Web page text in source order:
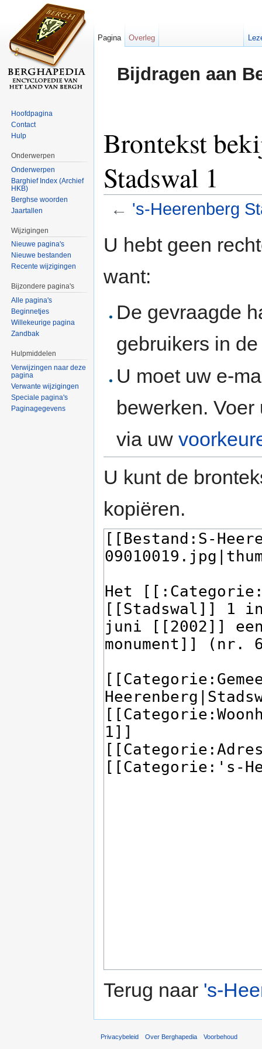
Bijdragen aan
Brontekst
Stadswal 1
← 's-Heerenberg
U hebt geen
want:
De gevraagde
gebruikers in
U moet uw e-
bewerken.
via uw
U kunt de
kopiëren.
Terug naar 's-
Pagina Overleg
Hoofdpagina
Contact
Hulp
Onderwerpen
Onderwerpen
Barghief Index (Archief
HKB)
Berghse woorden
Jaartallen
Wijzigingen
Nieuwe pagina's
Nieuwe bestanden
Recente wijzigingen
Bijzondere pagina's
Alle pagina's
Beginnetjes
Willekeurige pagina
Zandbak
Hulpmiddelen
Verwijzingen naar deze
pagina
Verwante wijzigingen
Speciale pagina's
Paginagegevens
Privacybeleid Over Berghapedia Voorbehoud